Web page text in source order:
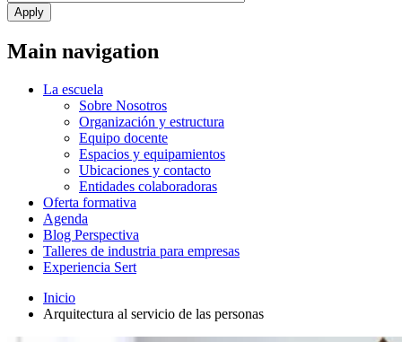
Main navigation
La escuela
Sobre Nosotros
Organización y estructura
Equipo docente
Espacios y equipamientos
Ubicaciones y contacto
Entidades colaboradoras
Oferta formativa
Agenda
Blog Perspectiva
Talleres de industria para empresas
Experiencia Sert
Inicio
Arquitectura al servicio de las personas